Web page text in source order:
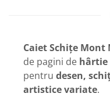
Caiet Schițe
de pagini de hârtie
pentru desen,
artistice variate.